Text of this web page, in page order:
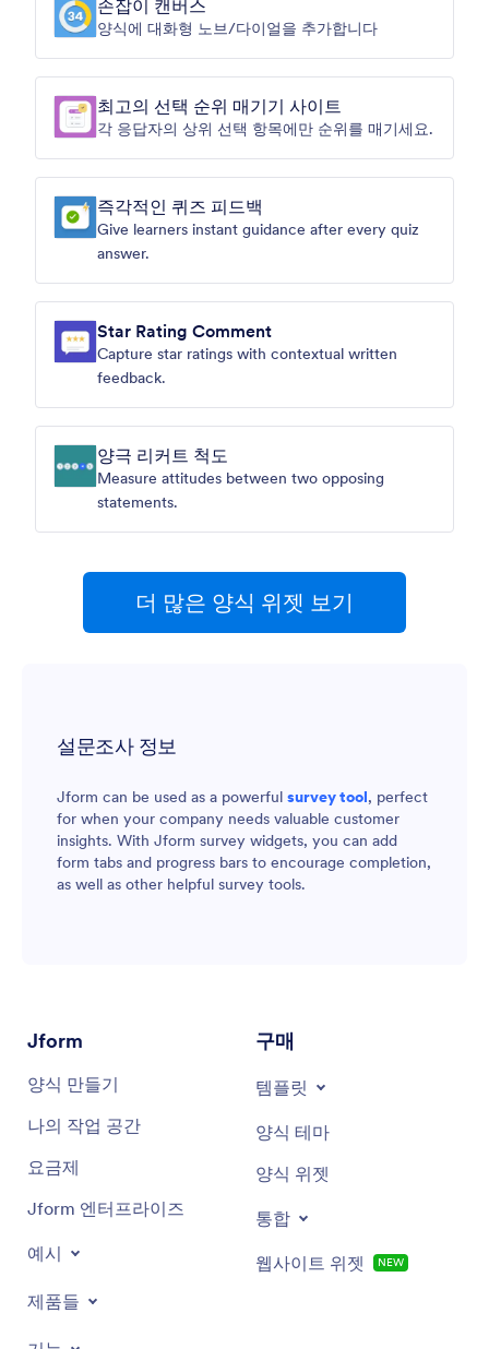
손잡이 캔버스
양식에 대화형 노브/다이얼을 추가합니다
최고의 선택 순위 매기기 사이트
각 응답자의 상위 선택 항목에만 순위를 매기세요.
즉각적인 퀴즈 피드백
Give learners instant guidance after every quiz
answer.
Star Rating Comment
Capture star ratings with contextual written
feedback.
양극 리커트 척도
Measure attitudes between two opposing
statements.
더 많은 양식 위젯 보기
설문조사 정보
Jform can be used as a powerful survey tool, perfect
for when your company needs valuable customer
insights. With Jform survey widgets, you can add
form tabs and progress bars to encourage completion,
as well as other helpful survey tools.
Jform
양식 만들기
나의 작업 공간
요금제
Jform 엔터프라이즈
예시
제품들
구매
템플릿
양식 테마
양식 위젯
통합
웹사이트 위젯 NEW